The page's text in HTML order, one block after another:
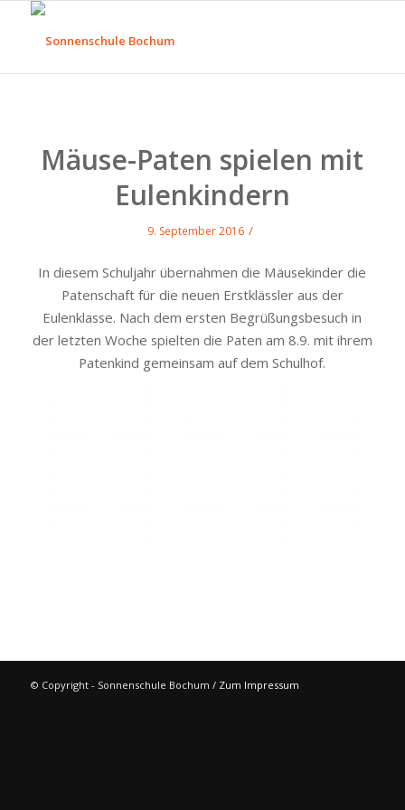
Mäuse-Paten spielen mit
Eulenkindern
9. September 2016 /
In diesem Schuljahr übernahmen die Mäusekinder die
Patenschaft für die neuen Erstklässler aus der
Eulenklasse. Nach dem ersten Begrüßungsbesuch in
der letzten Woche spielten die Paten am 8.9. mit ihrem
Patenkind gemeinsam auf dem Schulhof.
© Copyright - Sonnenschule Bochum / Zum Impressum